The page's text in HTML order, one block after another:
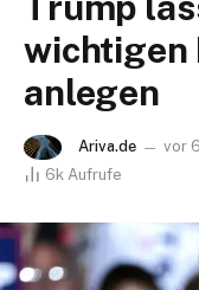
wichtigen
anlegen
Ariva.de vor
6k Aufrufe